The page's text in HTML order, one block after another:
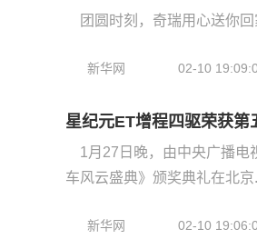
新华网 02-10
星纪元ET增程四驱荣获第
1月27日晚，由中央广播电
车风云盛典》颁奖典礼在北京
新华网 02-10